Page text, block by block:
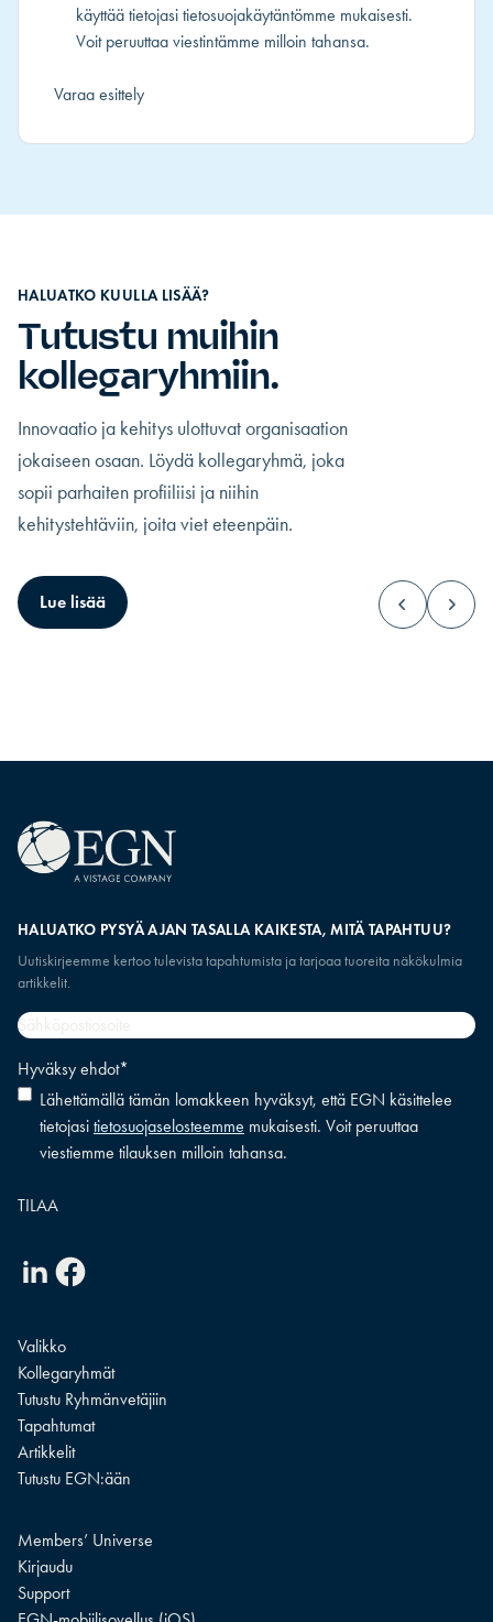
käyttää tietojasi tietosuojakäytäntömme mukaisesti.
Voit peruuttaa viestintämme milloin tahansa.
HALUATKO KUULLA LISÄÄ?
Tutustu muihin
kollegaryhmiin.
Innovaatio ja kehitys ulottuvat organisaation
jokaiseen osaan. Löydä kollegaryhmä, joka
sopii parhaiten profiiliisi ja niihin
kehitystehtäviin, joita viet eteenpäin.
Lue lisää
Toimitusjohtajat
Sinulla on ylin vastuu, ja katseet kohdistuvat
Ylin johto
Olet suurten
HALUATKO PYSYÄ AJAN TASALLA KAIKESTA, MITÄ TAPAHTUU?
Uutiskirjeemme kertoo tulevista tapahtumista ja tarjoaa tuoreita näkökulmia
artikkelit.
Sähköpostiosoite
Hyväksy ehdot*
Lähettämällä tämän lomakkeen hyväksyt, että EGN käsittelee
tietojasi tietosuojaselosteemme mukaisesti. Voit peruuttaa
viestiemme tilauksen milloin tahansa.
LinkedinFacebook
Valikko
Kollegaryhmät
Tutustu Ryhmänvetäjiin
Tapahtumat
Artikkelit
Tutustu EGN:ään
Members’ Universe
Kirjaudu
Support